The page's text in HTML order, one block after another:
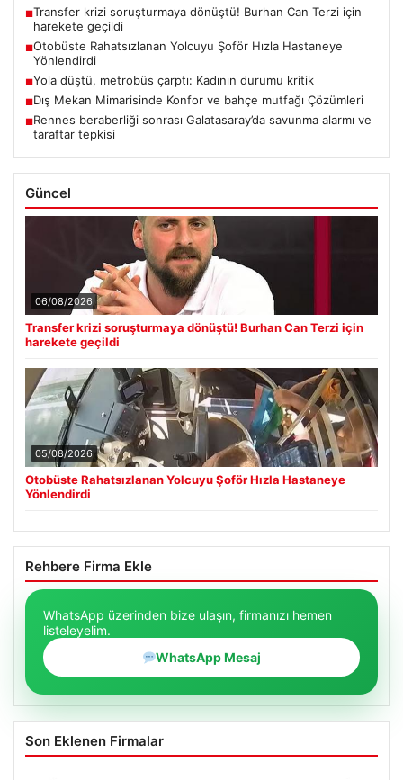
■Transfer krizi soruşturmaya dönüştü! Burhan Can Terzi için
harekete geçildi
■Otobüste Rahatsızlanan Yolcuyu Şoför Hızla Hastaneye
Yönlendirdi
■Yola düştü, metrobüs çarptı: Kadının durumu kritik
■Dış Mekan Mimarisinde Konfor ve bahçe mutfağı Çözümleri
■Rennes beraberliği sonrası Galatasaray’da savunma alarmı ve
taraftar tepkisi
Güncel
06/08/2026
Transfer krizi soruşturmaya dönüştü! Burhan Can Terzi için
harekete geçildi
05/08/2026
Otobüste Rahatsızlanan Yolcuyu Şoför Hızla Hastaneye
Yönlendirdi
Rehbere Firma Ekle
WhatsApp üzerinden bize ulaşın, firmanızı hemen
listeleyelim.
WhatsApp Mesaj
Son Eklenen Firmalar